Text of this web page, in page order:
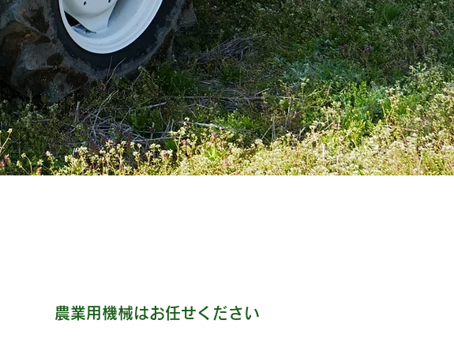
農業用機械はお任せください